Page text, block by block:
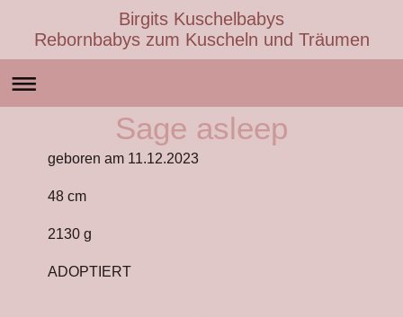
Birgits Kuschelbabys
Rebornbabys zum Kuscheln und Träumen
Sage asleep
geboren am 11.12.2023
48 cm
2130 g
ADOPTIERT